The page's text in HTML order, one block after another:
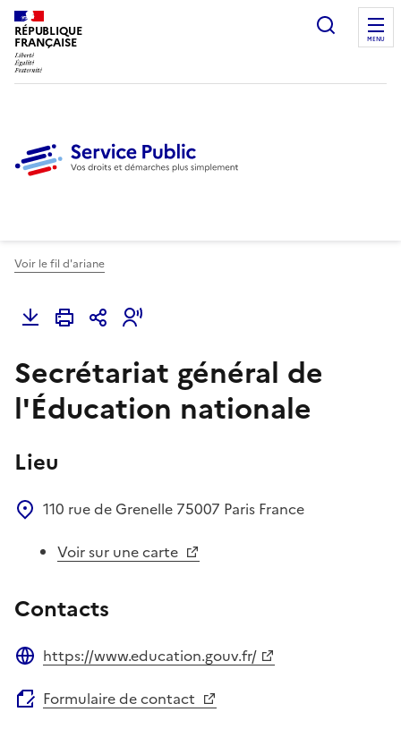
RÉPUBLIQUE
FRANÇAISE
Ouvrir
MENU
Voir le fil d'ariane
Secrétariat général de
l'Éducation nationale
Lieu
110 rue de Grenelle 75007 Paris France
Voir sur une carte
Contacts
https://www.education.gouv.fr/
Formulaire de contact